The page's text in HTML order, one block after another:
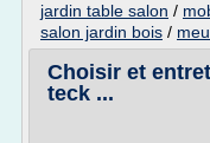
jardin table salon /
salon jardin bois /
Choisir et
teck ...